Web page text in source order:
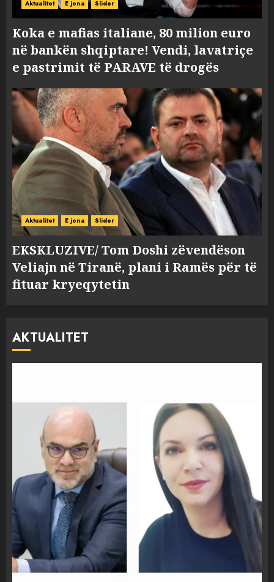
Aktualitet E jona Slider
Koka e mafias italiane, 80 milion euro
në bankën shqiptare! Vendi, lavatriçe
e pastrimit të PARAVE të drogës
Aktualitet E jona Slider
EKSKLUZIVE/ Tom Doshi zëvendëson
Veliajn në Tiranë, plani i Ramës për të
fituar kryeqytetin
AKTUALITET